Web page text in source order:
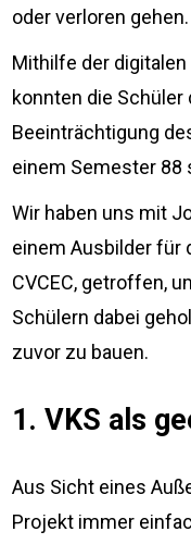
oder verloren gehen.
Mithilfe der
konnten die
Beeinträchtigung
einem Semester 88
Wir haben uns mit
einem Ausbilder für
CVCEC, getroffen,
Schülern dabei
zuvor zu bauen.
1. VKS als
Aus Sicht eines
Projekt immer